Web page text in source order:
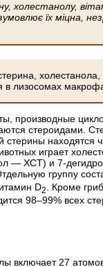
холестанолу,
їх міцна,
лизосомах
производные
стероидами.
играет
— ХСТ) и 7-
группу
D2
. Кроме
98–99% всех
27